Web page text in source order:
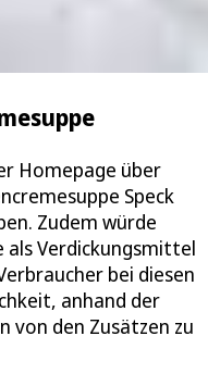
Homepage über
Speck
Zudem würde
als Verdickungsmittel
bei diesen
anhand der
von den Zusätzen zu